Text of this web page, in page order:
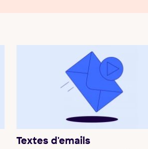
Textes d'emails